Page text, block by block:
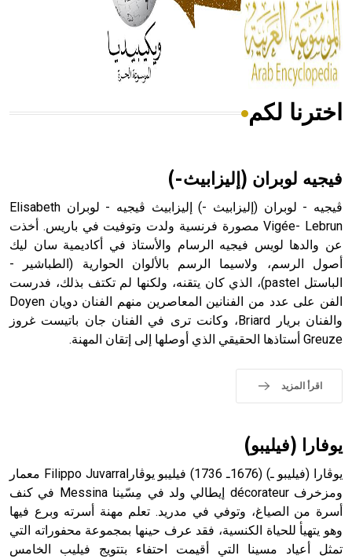
- هل تعلم أن المرجان إفراز حيواني يتكون في البحر ويتركب
من مادة كربونات الكلسيوم، وهو أحمر أو شديد الحمرة وهو
أجود أنواعه، ويمتاز بكبر الحجم ويسمى الش
هل تعلم أن الأبسيد كلمة فرنسية اللفظ تم اعتمادها مصطلحاً
- هل تعلم أن أبجر Abgar اسم معروف جيداً يعود إلى عدد من
الملوك الذين حكموا مدينة إديسا (الرها) من أبجر الأول وحتى
التاسع، وهم ينتسبون إلى أسرة أوسروين
sign تكتب منفصلة غير متصلة، وتعتمد المبدأ الأكوروفوني،
اخترنا لكم
فيجيه لوبران (إليزابيث-)
ڤيجيه - لوبران (إليزابيث -) إليزابيث ڤيجيه - لوبران Elisabeth
Vigée- Lebrun مصورة فرنسية ولدت وتوفيت في باريس. أخذت
عن والدها لويس فيجيه الرسام والأستاذ في أكاديمية سان ليك
أصول الرسم، ولاسيما الرسم بالألوان الحوارية (الطباشير -
الباستل pastel)، الذي كان يتقنه، ولكنها لم تكتف بذلك، فدرست
الفن على عدد من الفنانين المعاصرين منهم الفنان دويان Doyen
والفنان بريار Briard، وكانت ترى في الفنان جان باتيست غروز
Greuze أستاذها الحقيقي الذي أوصلها إلى إتقان المهنة.
اقرأ المزيد
يوفارا (فيليبو)
يوڤارا (فيليبو ـ) (1676ـ 1736) فيليبو يوڤاراFilippo Juvarra معمار
ومزخرف décorateur إيطالي ولد في مِسّينا Messina في كنف
أسرة من الصياغ، وتوفي في مدريد. تعلم مهنة أسرته وبرع فيها
وهو يتهيأ للحياة الكنسية، فقد عرف حينها بمجموعة محفوراته التي
تمثل أعياد مسينا التي أقيمت احتفاء بتتويج فيليب الخامس